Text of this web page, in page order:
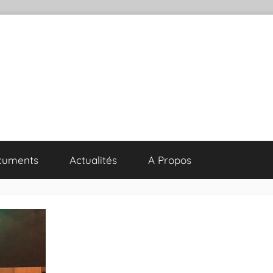
Actualités A Propos